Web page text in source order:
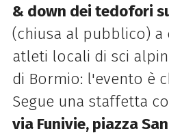
& down dei tedofori
(chiusa al pubblico) a
atleti locali di sci
di Bormio: l'evento è
Segue una staffetta
via Funivie, piazza